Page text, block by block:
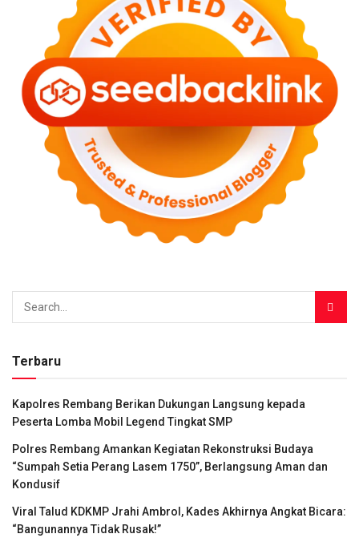
Terbaru
Kapolres Rembang Berikan Dukungan Langsung kepada
Peserta Lomba Mobil Legend Tingkat SMP
Polres Rembang Amankan Kegiatan Rekonstruksi Budaya
“Sumpah Setia Perang Lasem 1750”, Berlangsung Aman dan
Kondusif
Viral Talud KDKMP Jrahi Ambrol, Kades Akhirnya Angkat Bicara:
“Bangunannya Tidak Rusak!”